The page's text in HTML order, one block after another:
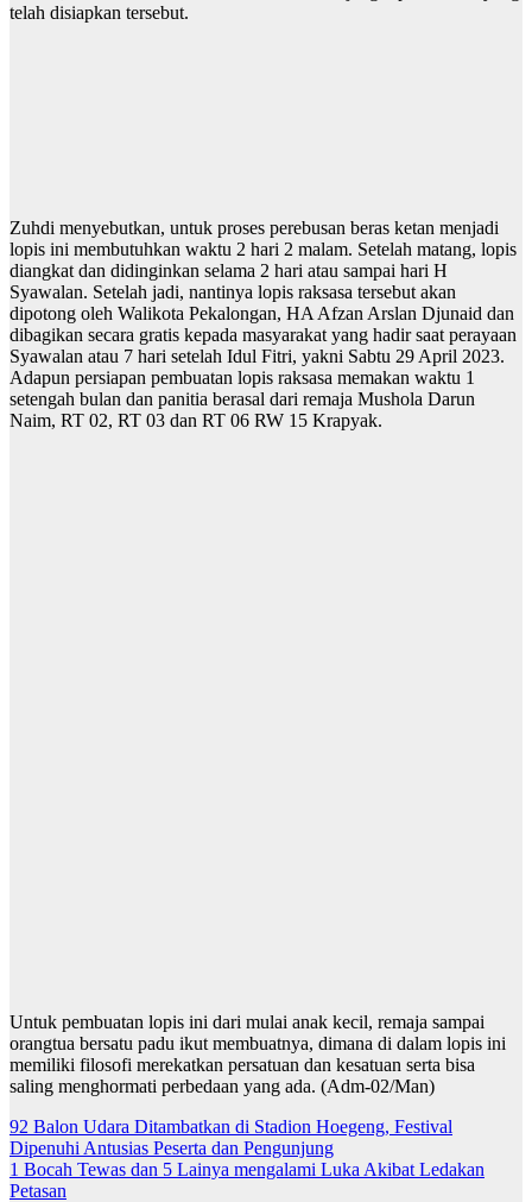
telah disiapkan tersebut.
Zuhdi menyebutkan, untuk proses perebusan beras ketan menjadi
lopis ini membutuhkan waktu 2 hari 2 malam. Setelah matang, lopis
diangkat dan didinginkan selama 2 hari atau sampai hari H
Syawalan. Setelah jadi, nantinya lopis raksasa tersebut akan
dipotong oleh Walikota Pekalongan, HA Afzan Arslan Djunaid dan
dibagikan secara gratis kepada masyarakat yang hadir saat perayaan
Syawalan atau 7 hari setelah Idul Fitri, yakni Sabtu 29 April 2023.
Adapun persiapan pembuatan lopis raksasa memakan waktu 1
setengah bulan dan panitia berasal dari remaja Mushola Darun
Naim, RT 02, RT 03 dan RT 06 RW 15 Krapyak.
Untuk pembuatan lopis ini dari mulai anak kecil, remaja sampai
orangtua bersatu padu ikut membuatnya, dimana di dalam lopis ini
memiliki filosofi merekatkan persatuan dan kesatuan serta bisa
saling menghormati perbedaan yang ada. (Adm-02/Man)
Navigasi
pos
92 Balon Udara Ditambatkan di Stadion Hoegeng, Festival
Dipenuhi Antusias Peserta dan Pengunjung
1 Bocah Tewas dan 5 Lainya mengalami Luka Akibat Ledakan
Petasan